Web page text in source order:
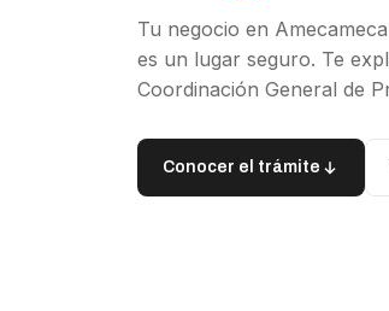
Tu negocio en
es un lugar seguro. Te
Coordinación General de
Conocer el trámite